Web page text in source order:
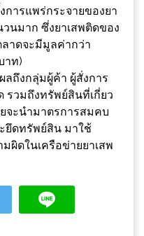
การแพร่กระจายของยา
นมาก ซึ่งยาเสพติดของ
าดจะมีมูลค่ากว่า
าท)
ลถึงกลุ่มผู้ค้า ผู้สั่งการ
รวมถึงทรัพย์สินที่เกี่ยว
จะนำมาตรการสมคบ
ยึดทรัพย์สิน มาใช้
ผิดในเครือข่ายยาเสพ